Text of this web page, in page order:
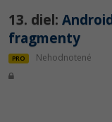
13. diel:
fragmenty
PRO Nehodnotené